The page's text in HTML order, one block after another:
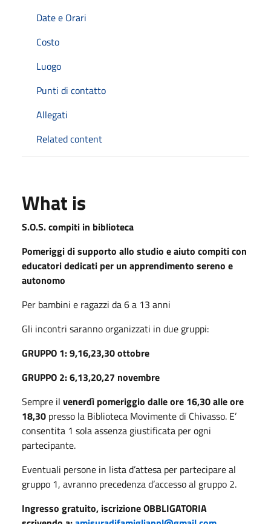
Date e Orari
Costo
Luogo
Punti di contatto
Allegati
Related content
What is
S.O.S. compiti in biblioteca
Pomeriggi di supporto allo studio e aiuto compiti con
educatori dedicati per un apprendimento sereno e
autonomo
Per bambini e ragazzi da 6 a 13 anni
Gli incontri saranno organizzati in due gruppi:
GRUPPO 1: 9,16,23,30 ottobre
GRUPPO 2: 6,13,20,27 novembre
Sempre il venerdì pomeriggio dalle ore 16,30 alle ore
18,30 presso la Biblioteca Movimente di Chivasso. E’
consentita 1 sola assenza giustificata per ogni
partecipante.
Eventuali persone in lista d’attesa per partecipare al
gruppo 1, avranno precedenza d’accesso al gruppo 2.
Ingresso gratuito, iscrizione OBBLIGATORIA